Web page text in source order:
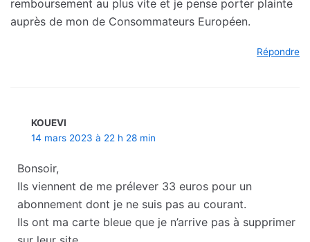
remboursement au plus vite et je pense porter plainte
auprès de mon de Consommateurs Européen.
Répondre
KOUEVI
14 mars 2023 à 22 h 28 min
Bonsoir,
Ils viennent de me prélever 33 euros pour un
abonnement dont je ne suis pas au courant.
Ils ont ma carte bleue que je n’arrive pas à supprimer